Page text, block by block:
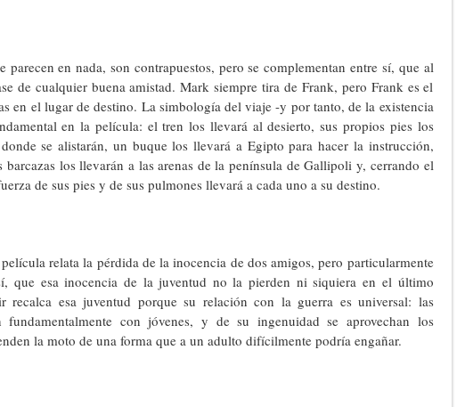
parecen en nada, son contrapuestos, pero se complementan entre sí, que al
de cualquier buena amistad. Mark siempre tira de Frank, pero Frank es el
en el lugar de destino. La simbología del viaje -y por tanto, de la existencia
en la película: el tren los llevará al desierto, sus propios pies los
se alistarán, un buque los llevará a Egipto para hacer la instrucción,
barcazas los llevarán a las arenas de la península de Gallipoli y, cerrando el
de sus pies y de sus pulmones llevará a cada uno a su destino.
relata la pérdida de la inocencia de dos amigos, pero particularmente
que esa inocencia de la juventud no la pierden ni siquiera en el último
recalca esa juventud porque su relación con la guerra es universal: las
fundamentalmente con jóvenes, y de su ingenuidad se aprovechan los
la moto de una forma que a un adulto difícilmente podría engañar.